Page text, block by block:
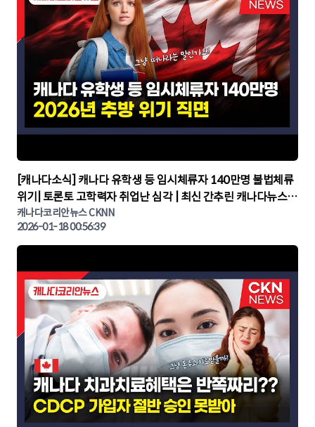
▶
[캐나다소식] 캐나다 유학생 등 임시체류자 140만명 불법체류
위기| 토론토 고학력자 취업난 심각 | 최신 간추린 캐나다뉴스 |
CKNNEWS, 캐나다코리안뉴스
캐나다코리안뉴스 CKNN
2026-01-18 00:56:39